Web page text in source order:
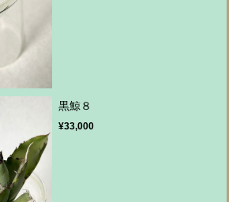
黒鯨８
¥33,000